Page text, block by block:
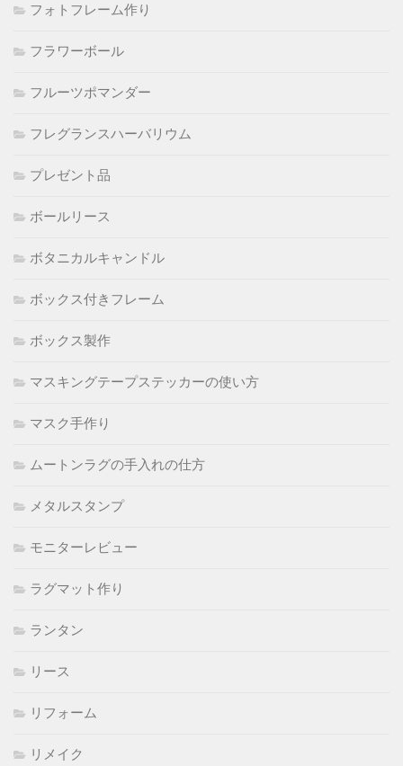
フォトフレーム作り
フラワーボール
フルーツポマンダー
フレグランスハーバリウム
プレゼント品
ボールリース
ボタニカルキャンドル
ボックス付きフレーム
ボックス製作
マスキングテープステッカーの使い方
マスク手作り
ムートンラグの手入れの仕方
メタルスタンプ
モニターレビュー
ラグマット作り
ランタン
リース
リフォーム
リメイク